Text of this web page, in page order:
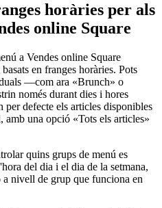
horàries per als
online Square
a Vendes online Square
en franges horàries. Pots
—com ara «Brunch» o
només durant dies i hores
per defecte els articles disponibles
amb una opció «Tots els articles»
quins grups de menú es
del dia i el dia de la setmana,
nivell de grup que funciona en